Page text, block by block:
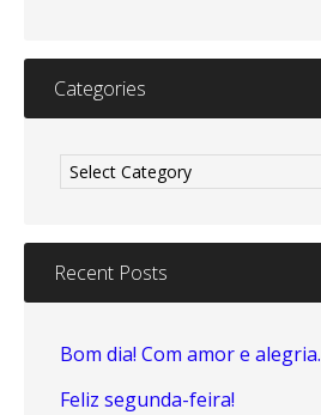
Categories
Recent Posts
Bom dia! Com amor e alegria.
Feliz segunda-feira!